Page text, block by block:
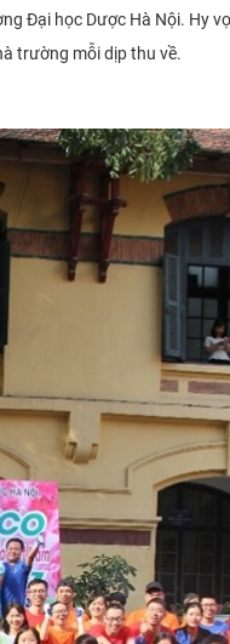
Đại học Dược Hà Nội. Hy
trường mỗi dịp thu về.